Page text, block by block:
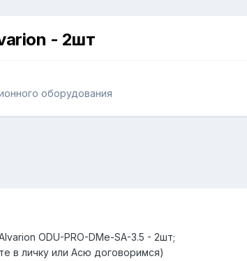
- 2шт
оборудования
ODU-PRO-DMe-SA-3.5 - 2шт;
в личку или Асю договоримся)